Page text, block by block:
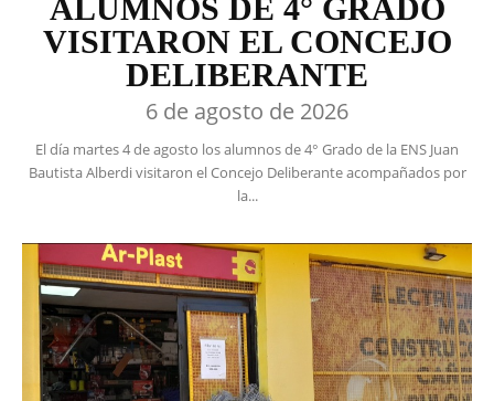
ALUMNOS DE 4° GRADO
VISITARON EL CONCEJO
DELIBERANTE
6 de agosto de 2026
El día martes 4 de agosto los alumnos de 4° Grado de la ENS Juan
Bautista Alberdi visitaron el Concejo Deliberante acompañados por
la...